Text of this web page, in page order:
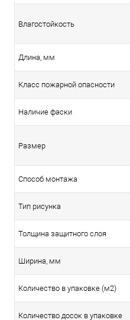
Влагостойкость
Длина, мм
Класс пожарной опасности
Наличие фаски
Размер
Способ монтажа
Тип рисунка
Толщина защитного слоя
Ширина, мм
Количество в упаковке (м2)
Количество досок в упаковке